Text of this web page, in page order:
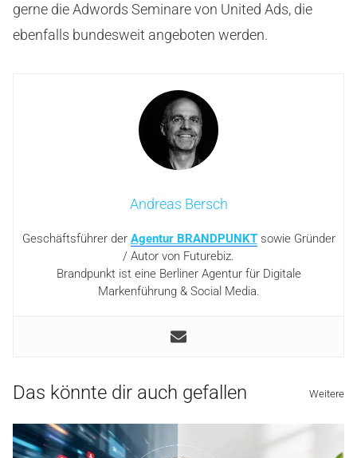
gerne die Adwords Seminare von United Ads, die
ebenfalls bundesweit angeboten werden.
Andreas Bersch
Geschäftsführer der Agentur BRANDPUNKTsowie Gründer
/ Autor von Futurebiz.
Brandpunkt ist eine Berliner Agentur für Digitale
Markenführung & Social Media.
Das könnte dir auch gefallen Weitere